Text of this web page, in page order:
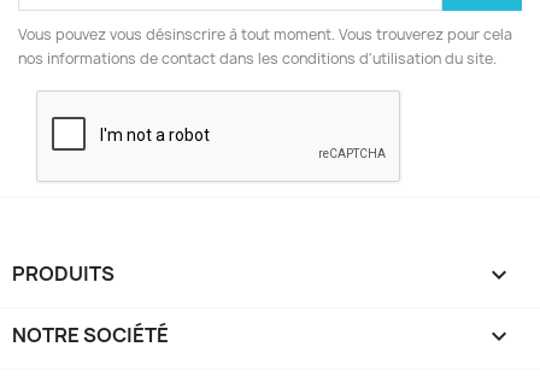
Vous pouvez vous désinscrire à tout moment. Vous trouverez pour cela
nos informations de contact dans les conditions d'utilisation du site.
PRODUITS 
NOTRE SOCIÉTÉ 